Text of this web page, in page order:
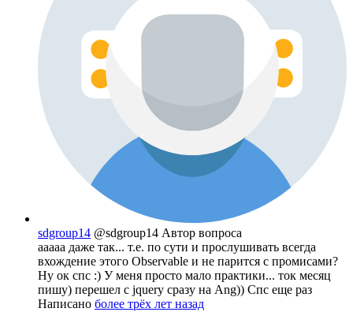
sdgroup14 @sdgroup14 Автор вопроса
ааааа даже так... т.е. по сути и прослушивать всегда
вхождение этого Observable и не парится с промисами?
Ну ок спс :) У меня просто мало практики... ток месяц
пишу) перешел с jquery сразу на Ang)) Спс еще раз
Написано более трёх лет назад